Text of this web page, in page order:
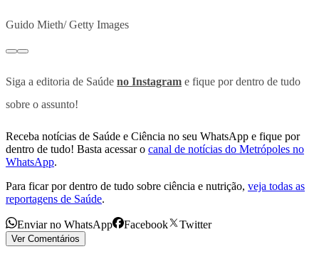
Guido Mieth/ Getty Images
Siga a editoria de Saúde no Instagram e fique por dentro de tudo
sobre o assunto!
Receba notícias de Saúde e Ciência no seu WhatsApp e fique por
dentro de tudo! Basta acessar o canal de notícias do Metrópoles no
WhatsApp.
Para ficar por dentro de tudo sobre ciência e nutrição, veja todas as
reportagens de Saúde.
Enviar no WhatsApp Facebook Twitter
Ver Comentários